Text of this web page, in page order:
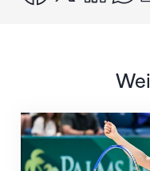
Nächster Halt: